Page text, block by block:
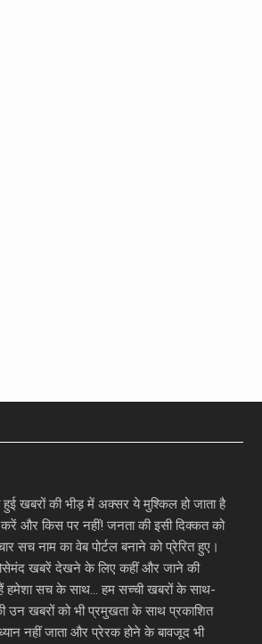
खबरों की भीड़ में अक्सर ये मुश्किल हो जाता है
और किस पर नहीं! जनता की इसी दिक्कत को
सच नाम का वेब पोर्टल बनाने को प्रेरित हुए।
खबरें देखने के लिए कहीं और जाने की
हमेशा सच के साथ… हम सच्ची खबरों के साथ-
उन खबरों को भी प्रमुखता के साथ प्रकाशित
नहीं जाता और प्रेरक होने के बावजूद भी